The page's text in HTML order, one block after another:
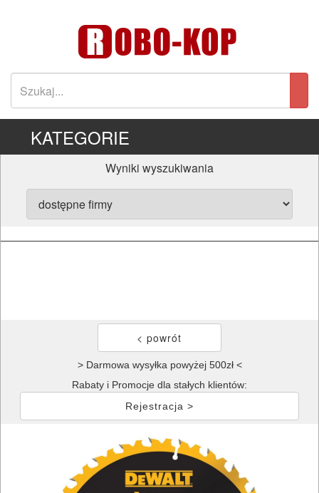
KATEGORIE
Wyniki wyszukiwania
> Darmowa wysyłka powyżej 500zł <
Rabaty i Promocje dla stałych klientów:
Rejestracja >